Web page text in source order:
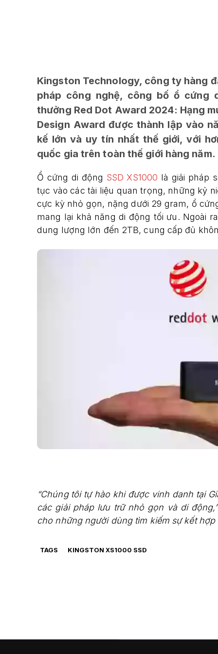
Kingston Technology, công ty hàng
pháp công nghệ, công bố ổ cứng
thưởng Red Dot Award 2024: Hạng
Design Award được thành lập vào
kế lớn và uy tín nhất thế giới, với
quốc gia trên toàn thế giới hàng năm.
Ổ cứng di động SSD XS1000 là giải pháp
tục vào các tài liệu quan trọng, những kỷ
cực kỳ nhỏ gọn, nặng dưới 29 gram, ổ
mang lại khả năng di động tối ưu. Ngoài
dung lượng lớn đến 2TB, cung cấp đủ
“Chúng tôi tự hào khi được vinh danh tại
các giải pháp lưu trữ nhỏ gọn và di động,”
cho những người dùng tìm kiếm sự kết hợp
TAGS KINGSTON XS1000 SSD